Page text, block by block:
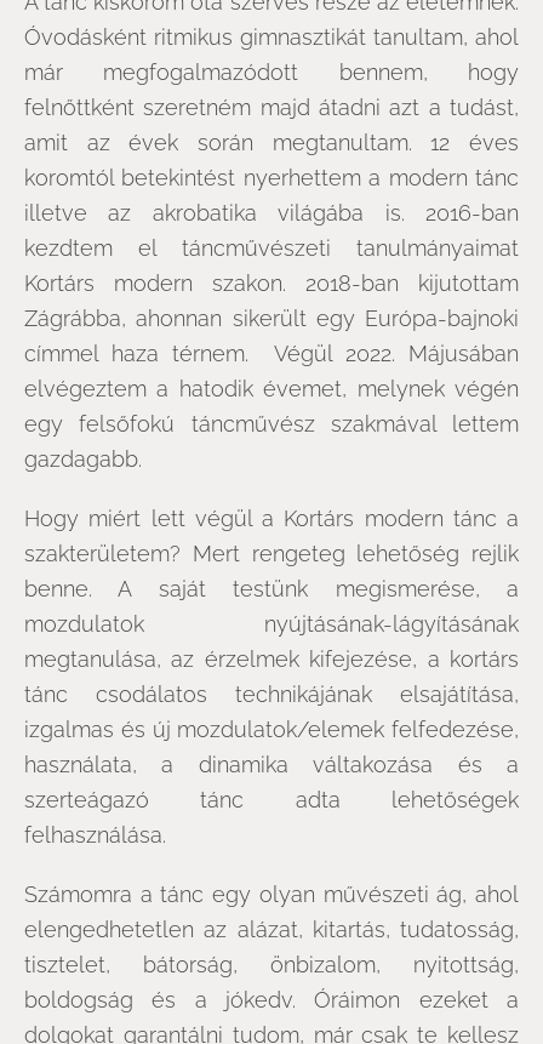
Óvodásként ritmikus gimnasztikát tanultam, ahol
már megfogalmazódott bennem, hogy
felnőttként szeretném majd átadni azt a tudást,
amit az évek során megtanultam. 12 éves
koromtól betekintést nyerhettem a modern tánc
illetve az akrobatika világába is. 2016-ban
kezdtem el táncművészeti tanulmányaimat
Kortárs modern szakon. 2018-ban kijutottam
Zágrábba, ahonnan sikerült egy Európa-bajnoki
címmel haza térnem. Végül 2022. Májusában
elvégeztem a hatodik évemet, melynek végén
egy felsőfokú táncművész szakmával lettem
gazdagabb.
Hogy miért lett végül a Kortárs modern tánc a
szakterületem? Mert rengeteg lehetőség rejlik
benne. A saját testünk megismerése, a
mozdulatok nyújtásának-lágyításának
megtanulása, az érzelmek kifejezése, a kortárs
tánc csodálatos technikájának elsajátítása,
izgalmas és új mozdulatok/elemek felfedezése,
használata, a dinamika váltakozása és a
szerteágazó tánc adta lehetőségek
felhasználása.
Számomra a tánc egy olyan művészeti ág, ahol
elengedhetetlen az alázat, kitartás, tudatosság,
tisztelet, bátorság, önbizalom, nyitottság,
boldogság és a jókedv. Óráimon ezeket a
dolgokat garantálni tudom, már csak te kellesz